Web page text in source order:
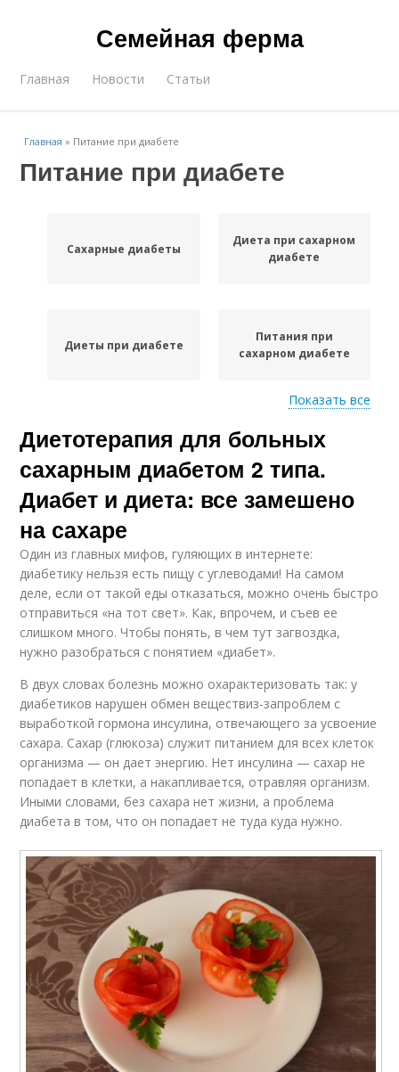
Семейная ферма
Главная Новости Статьи
Главная » Питание при диабете
Питание при диабете
Сахарные диабеты
Диета при сахарном
диабете
Диеты при диабете
Питания при
сахарном диабете
Блюда при сахарном
диабете
Диета при диабете
Показать все
Диетотерапия для больных
сахарным диабетом 2 типа.
Диабет и диета: все замешено
на сахаре
Один из главных мифов, гуляющих в интернете:
диабетику нельзя есть пищу с углеводами! На самом
деле, если от такой еды отказаться, можно очень быстро
отправиться «на тот свет». Как, впрочем, и съев ее
слишком много. Чтобы понять, в чем тут загвоздка,
нужно разобраться с понятием «диабет».
В двух словах болезнь можно охарактеризовать так: у
диабетиков нарушен обмен веществиз-запроблем с
выработкой гормона инсулина, отвечающего за усвоение
сахара. Сахар (глюкоза) служит питанием для всех клеток
организма — он дает энергию. Нет инсулина — сахар не
попадает в клетки, а накапливается, отравляя организм.
Иными словами, без сахара нет жизни, а проблема
диабета в том, что он попадает не туда куда нужно.